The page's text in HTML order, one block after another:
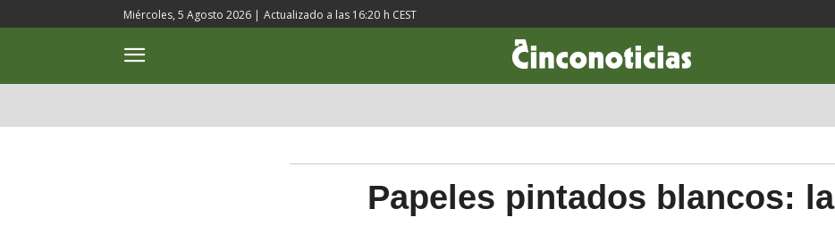
Miércoles, 5 Agosto 2026 | Actualizado a las 16:20 h CEST
Papeles pintados blancos: la